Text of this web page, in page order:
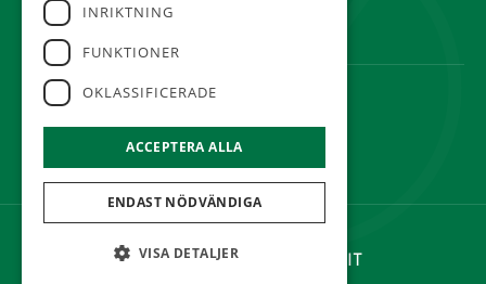
FÖLJ OSS
Hemsidan levereras av Kust IT
INRIKTNING
FUNKTIONER
OKLASSIFICERADE
ACCEPTERA ALLA
ENDAST NÖDVÄNDIGA
VISA DETALJER